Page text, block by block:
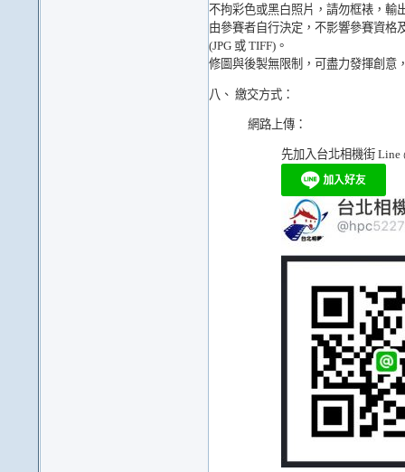
不拘彩色或黑白照片，請勿框裱，輸
由參賽者自行決定，不影響參賽資格
(JPG 或 TIFF)。
修圖與後製無限制，可盡力發揮創意
八、 繳交方式：
網路上傳：
先加入台北相機街 Line